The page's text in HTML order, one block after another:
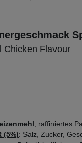
Chicken Flavour
, raffiniertes
(5%): Salz, Zucker,